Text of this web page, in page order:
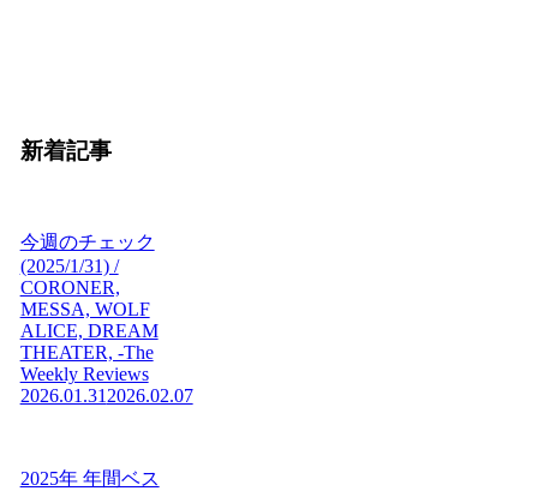
新着記事
今週のチェック
(2025/1/31) /
CORONER,
MESSA, WOLF
ALICE, DREAM
THEATER, -The
Weekly Reviews
2026.01.31 2026.02.07
2025年 年間ベス